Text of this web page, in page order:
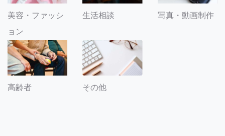
美容・ファッシ
ョン
生活相談 写真・動画制作
高齢者 その他